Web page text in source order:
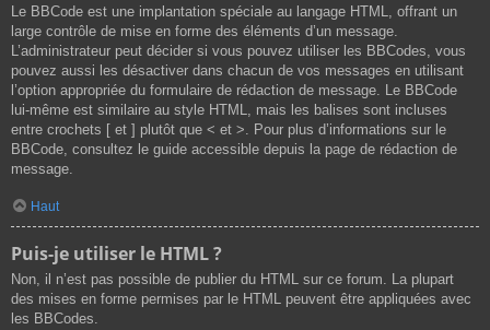
Le BBCode est une implantation spéciale au langage HTML, offrant un
large contrôle de mise en forme des éléments d’un message.
L’administrateur peut décider si vous pouvez utiliser les BBCodes, vous
pouvez aussi les désactiver dans chacun de vos messages en utilisant
l’option appropriée du formulaire de rédaction de message. Le BBCode
lui-même est similaire au style HTML, mais les balises sont incluses
entre crochets [ et ] plutôt que < et >. Pour plus d’informations sur le
BBCode, consultez le guide accessible depuis la page de rédaction de
message.
Haut
Puis-je utiliser le HTML ?
Non, il n’est pas possible de publier du HTML sur ce forum. La plupart
des mises en forme permises par le HTML peuvent être appliquées avec
les BBCodes.